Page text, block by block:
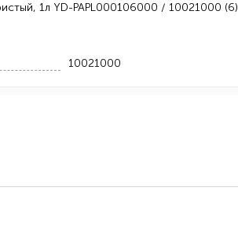
1л YD-PAPL000106000 / 10021000 (6)
10021000